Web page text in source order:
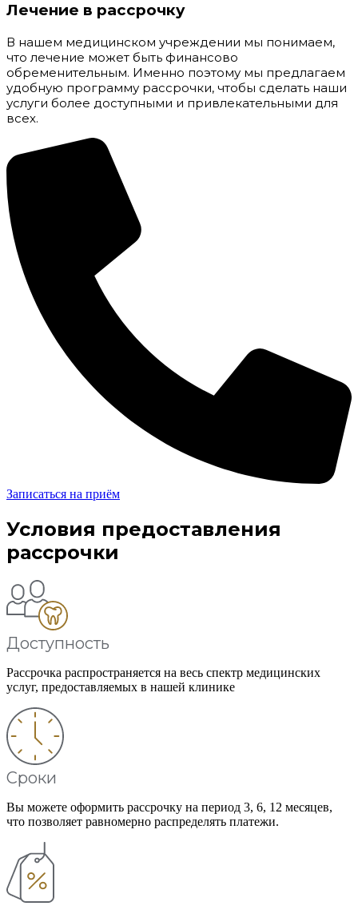
Лечение в рассрочку
В нашем медицинском учреждении мы понимаем,
что лечение может быть финансово
обременительным. Именно поэтому мы предлагаем
удобную программу рассрочки, чтобы сделать наши
услуги более доступными и привлекательными для
всех.
Записаться на приём
Условия предоставления
рассрочки
Доступность
Рассрочка распространяется на весь спектр медицинских
услуг, предоставляемых в нашей клинике
Сроки
Вы можете оформить рассрочку на период 3, 6, 12 месяцев,
что позволяет равномерно распределять платежи.